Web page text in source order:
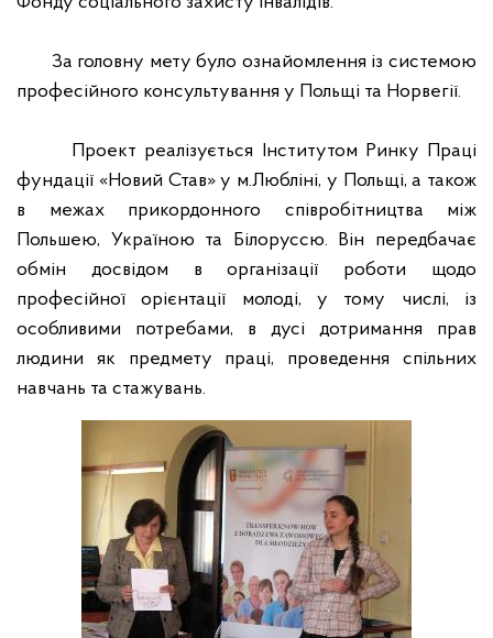
За головну мету було ознайомлення із системою
професійного консультування у Польщі та Норвегії.
Проект реалізується Інститутом Ринку Праці
фундації «Новий Став» у м.Любліні, у Польщі, а також
в межах прикордонного співробітництва між
Польшею, Україною та Білоруссю. Він передбачає
обмін досвідом в організації роботи щодо
професійної орієнтації молоді, у тому числі, із
особливими потребами, в дусі дотримання прав
людини як предмету праці, проведення спільних
навчань та стажувань.